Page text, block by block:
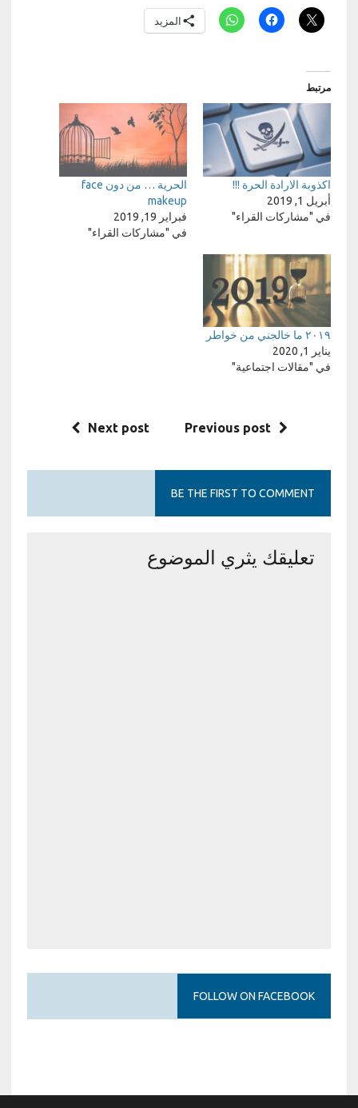
المزيد
مرتبط
اكذوبة الارادة الحرة !!!
أبريل 1, 2019
في "مشاركات القراء"
الحرية … من دون face
makeup
فبراير 19, 2019
في "مشاركات القراء"
٢٠١٩ ما خالجني من خواطر
يناير 1, 2020
في "مقالات اجتماعية"
Previous post
Next post
BE THE FIRST TO COMMENT
تعليقك يثري الموضوع
FOLLOW ON FACEBOOK